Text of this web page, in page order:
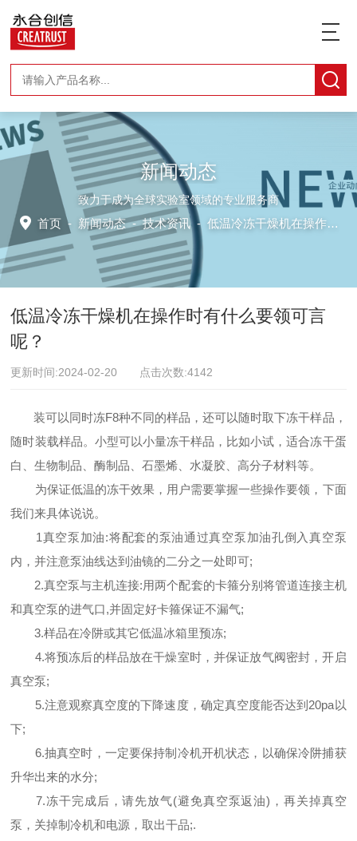
新闻动态
致力于成为全球实验室领域的专业服务商
首页 - 新闻动态-技术资讯 -低温冷冻干燥机在操作时有什么要领可言呢？
低温冷冻干燥机在操作时有什么要领可言
呢？
更新时间:2024-02-20 点击次数:4142
装可以同时冻F8种不同的样品，还可以随时取下冻干样品，
随时装载样品。小型可以小量冻干样品，比如小试，适合冻干蛋
白、生物制品、酶制品、石墨烯、水凝胶、高分子材料等。
为保证低温的冻干效果，用户需要掌握一些操作要领，下面
我们来具体说说。
1真空泵加油:将配套的泵油通过真空泵加油孔倒入真空泵
内，并注意泵油线达到油镜的二分之一处即可;
2.真空泵与主机连接:用两个配套的卡箍分别将管道连接主机
和真空泵的进气口,并固定好卡箍保证不漏气;
3.样品在冷阱或其它低温冰箱里预冻;
4.将预冻后的样品放在干燥室时，并保证放气阀密封，开启
真空泵;
5.注意观察真空度的下降速度，确定真空度能否达到20pa以
下;
6.抽真空时，一定要保持制冷机开机状态，以确保冷阱捕获
升华出来的水分;
7.冻干完成后，请先放气(避免真空泵返油)，再关掉真空
泵，关掉制冷机和电源，取出干品;.